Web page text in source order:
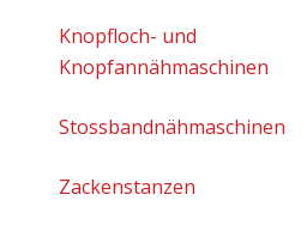
Knopfloch- und
Knopfannähmaschinen
Stossbandnähmaschinen
Zackenstanzen